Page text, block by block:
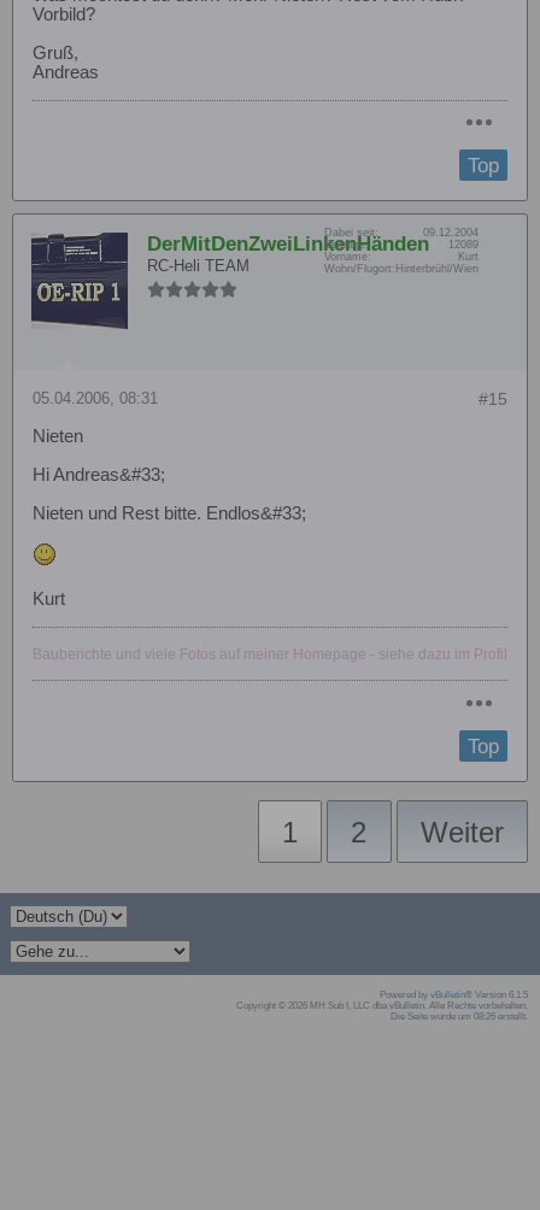
Vorbild?
Gruß,
Andreas
Top
DerMitDenZweiLinkenHänden
RC-Heli TEAM
Dabei seit:
09.12.2004
Beiträge:
12089
Vorname:
Kurt
Wohn/Flugort: Hinterbrühl/Wien
#15
05.04.2006, 08:31
Nieten
Hi Andreas&#33;
Nieten und Rest bitte. Endlos&#33;
Kurt
Bauberichte und viele Fotos auf meiner Homepage - siehe dazu im Profil
Top
1 2 Weiter
Powered by vBulletin® Version 6.1.5
Copyright © 2026 MH Sub I, LLC dba vBulletin. Alle Rechte vorbehalten.
Die Seite wurde um 08:26 erstellt.